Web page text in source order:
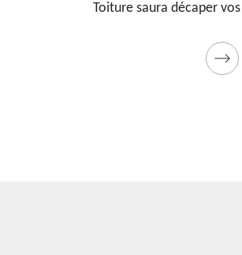
Toiture saura décaper
Utilise des produits et des
Devis